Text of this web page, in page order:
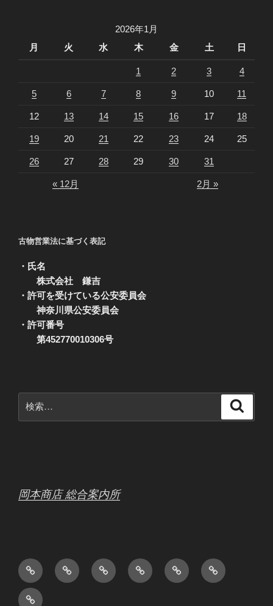
2026年1月
月
火 水 木 金 土 日
1 2 3 4
5 6 7 8 9 10 11
12 13 14 15 16 17 18
19 20 21 22 23 24 25
26 27 28 29 30 31
« 12月 2月 »
古物営業法に基づく表記
・氏名
株式会社 鎌吉
・許可を受けている公安委員会
神奈川県公安委員会
・許可番号
第452770010306号
索:
岡本商店 総合案内所
会
社
概
ホ
ー
日
常
中
古
お
問
ボ
ウ
製